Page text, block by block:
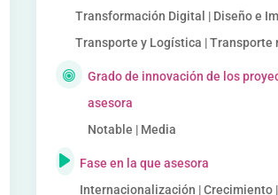
Transformación Digital | Diseño e
Transporte y Logística | Transporte
Grado de innovación de los
asesora
Notable | Media
Fase en la que asesora
Internacionalización | Crecimiento